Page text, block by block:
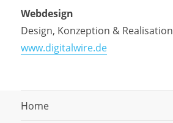
Webdesign
Design, Konzeption & Realisation
www.digitalwire.de
Home